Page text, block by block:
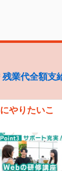
業代全額支
やりたいこ